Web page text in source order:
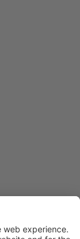
0471 310 311.